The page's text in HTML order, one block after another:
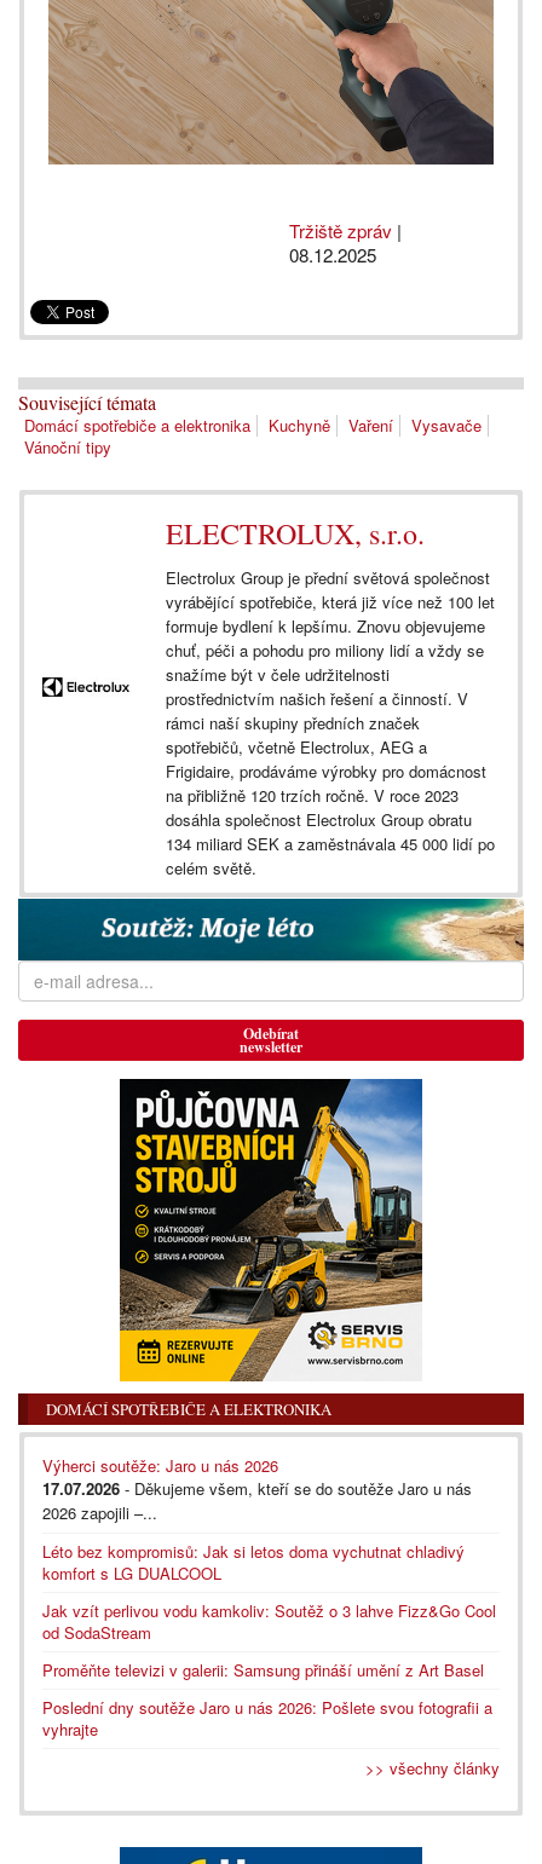
Tržiště zpráv |
08.12.2025
Související témata
Domácí spotřebiče a elektronika Kuchyně Vaření
Vysavače
Vánoční tipy
ELECTROLUX, s.r.o.
Electrolux Group je přední světová společnost
vyrábějící spotřebiče, která již více než 100 let
formuje bydlení k lepšímu. Znovu objevujeme
chuť, péči a pohodu pro miliony lidí a vždy se
snažíme být v čele udržitelnosti
prostřednictvím našich řešení a činností. V
rámci naší skupiny předních značek
spotřebičů, včetně Electrolux, AEG a
Frigidaire, prodáváme výrobky pro domácnost
na přibližně 120 trzích ročně. V roce 2023
dosáhla společnost Electrolux Group obratu
134 miliard SEK a zaměstnávala 45 000 lidí po
celém světě.
Odebírat
newsletter
DOMÁCÍ SPOTŘEBIČE A ELEKTRONIKA
Výherci soutěže: Jaro u nás 2026
17.07.2026 - Děkujeme všem, kteří se do soutěže Jaro u nás
2026 zapojili –...
Léto bez kompromisů: Jak si letos doma vychutnat chladivý
komfort s LG DUALCOOL
Jak vzít perlivou vodu kamkoliv: Soutěž o 3 lahve Fizz&Go Cool
od SodaStream
Proměňte televizi v galerii: Samsung přináší umění z Art Basel
Poslední dny soutěže Jaro u nás 2026: Pošlete svou fotografii a
vyhrajte
>> všechny články